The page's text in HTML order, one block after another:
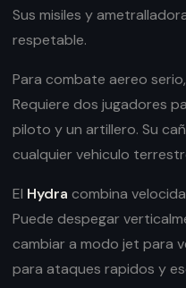
Sus misiles y
respetable.
Para combate aereo
Requiere dos jugadores
piloto y un artillero. Su
cualquier vehiculo
El Hydra combina
Puede despegar
cambiar a modo jet para
para ataques rapidos y